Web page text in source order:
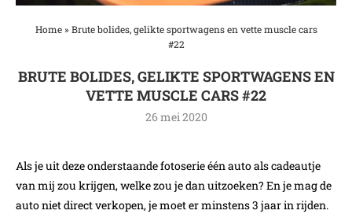
Home» Brute bolides, gelikte sportwagens en vette muscle cars
#22
BRUTE BOLIDES, GELIKTE SPORTWAGENS EN
VETTE MUSCLE CARS #22
26 mei 2020
Als je uit deze onderstaande fotoserie één auto als cadeautje
van mij zou krijgen, welke zou je dan uitzoeken? En je mag de
auto niet direct verkopen, je moet er minstens 3 jaar in rijden.